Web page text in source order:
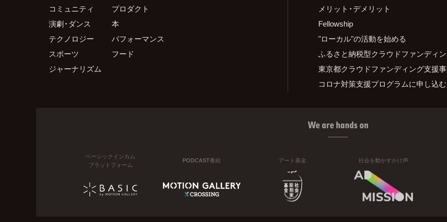
コミュニティ
プロダクト
演劇・ダンス
本
テクノロジー
パフォーマンス
スポーツ
フード
ジャーナリズム
メリット・デメリット
Fellowship
"ローカル"の活動を始める
ふるさと納税型クラウドファンディ
東京都クラウドファンディング支援
コロナ対策支援プログラムに申し込む
We are hands on
ベーシックインカム
プラットフォーム
PODCAST番組 アート基金 社会を動かすかけ声